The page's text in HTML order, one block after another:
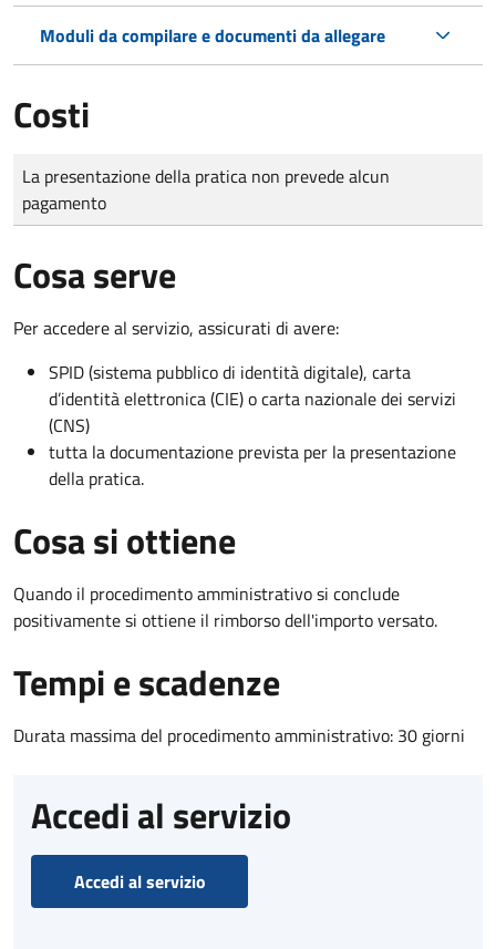
Moduli da compilare e documenti da allegare
Costi
Tipo di pagamento
Importo
La presentazione della pratica non prevede alcun
pagamento
Cosa serve
Per accedere al servizio, assicurati di avere:
SPID (sistema pubblico di identità digitale), carta
d’identità elettronica (CIE) o carta nazionale dei servizi
(CNS)
tutta la documentazione prevista per la presentazione
della pratica.
Cosa si ottiene
Quando il procedimento amministrativo si conclude
positivamente si ottiene il rimborso dell'importo versato.
Tempi e scadenze
Durata massima del procedimento amministrativo: 30 giorni
Accedi al servizio
Accedi al servizio